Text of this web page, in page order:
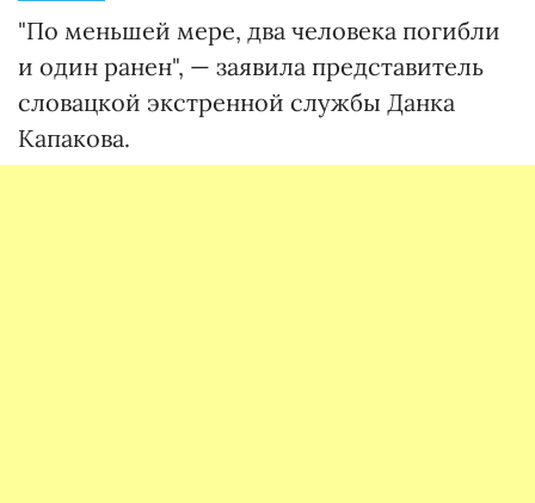
"По меньшей мере, два человека погибли
и один ранен", — заявила представитель
словацкой экстренной службы Данка
Капакова.